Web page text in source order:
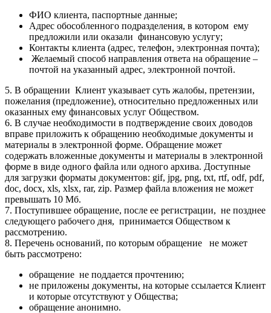
ФИО клиента, паспортные данные;
Адрес обособленного подразделения, в котором ему
предложили или оказали финансовую услугу;
Контакты клиента (адрес, телефон, электронная почта);
Желаемый способ направления ответа на обращение –
почтой на указанный адрес, электронной почтой.
5. В обращении Клиент указывает суть жалобы, претензии,
пожелания (предложение), относительно предложенных или
оказанных ему финансовых услуг Обществом.
6. В случае необходимости в подтверждение своих доводов
вправе приложить к обращению необходимые документы и
материалы в электронной форме. Обращение может
содержать вложенные документы и материалы в электронной
форме в виде одного файла или одного архива. Доступные
для загрузки форматы документов: gif, jpg, png, txt, rtf, odf, pdf,
doc, docx, xls, xlsx, rar, zip. Размер файла вложения не может
превышать 10 Мб.
7. Поступившее обращение, после ее регистрации, не позднее
следующего рабочего дня, принимается Обществом к
рассмотрению.
8. Перечень оснований, по которым обращение не может
быть рассмотрено:
обращение не поддается прочтению;
не приложены документы, на которые ссылается Клиент
и которые отсутствуют у Общества;
обращение анонимно.